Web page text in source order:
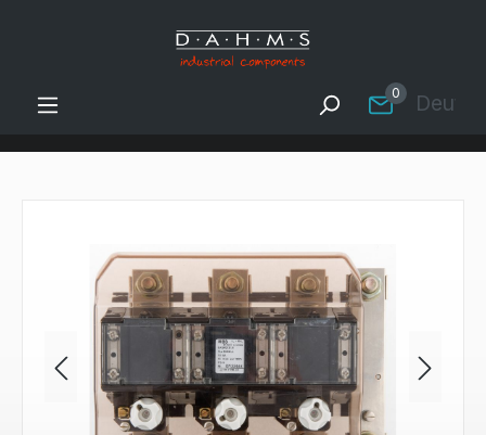
Zum Hauptinhalt springen
0
Bildergalerie überspringen